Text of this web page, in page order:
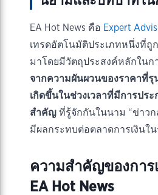
EA Hot News คือ Expert
เทรดอัตโนมัติประเภทหนึ่งที่
มาโดยมีวัตถุประสงค์หลักในก
จากความผันผวนของราคาที่
เกิดขึ้นในช่วงเวลาที่มีการประ
สำคัญ ที่รู้จักกันในนาม “ข่าว
มีผลกระทบต่อตลาดการเงินใ
ความสำคัญของการ
EA Hot News